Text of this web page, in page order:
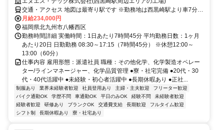
交通・アクセス 地図は最寄り駅です ※勤務地は西黒崎駅より車7分圏
内 ※車通勤OK
月給234,000円
福岡県北九州市八幡西区
勤務時間詳細 実働時間：1日あたり7時間45分 平均勤務日数：1ヶ月
あたり20日 日勤勤務 08:30～17:15（7時間45分） ※休憩12:00～
13:00（60分）
仕事内容 雇用形態：派遣社員 職種：その他化学、化学製造オペレー
ター/ラインマネージャー、化学品質管理 ●寮・社宅完備 ●20代・30
代・40代活躍中 ●未経験・初心者活躍中 ●長期休暇あり ●正社...
制服あり 業界未経験者歓迎 社員登用あり 主婦・主夫歓迎
フリーター歓迎
バイク通勤OK
学歴不問 車通勤OK 平日のみOK 経験不問
未経験者歓迎
経験者歓迎
研修あり ブランクOK 交通費支給 長期歓迎
フルタイム歓迎
シフト制
長期休暇あり 寮・社宅あり